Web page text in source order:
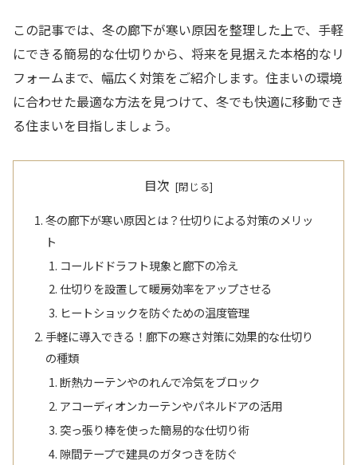
この記事では、冬の廊下が寒い原因を整理した上で、手軽
にできる簡易的な仕切りから、将来を見据えた本格的なリ
フォームまで、幅広く対策をご紹介します。住まいの環境
に合わせた最適な方法を見つけて、冬でも快適に移動でき
る住まいを目指しましょう。
目次
冬の廊下が寒い原因とは？仕切りによる対策のメリッ
ト
コールドドラフト現象と廊下の冷え
仕切りを設置して暖房効率をアップさせる
ヒートショックを防ぐための温度管理
手軽に導入できる！廊下の寒さ対策に効果的な仕切り
の種類
断熱カーテンやのれんで冷気をブロック
アコーディオンカーテンやパネルドアの活用
突っ張り棒を使った簡易的な仕切り術
隙間テープで建具のガタつきを防ぐ